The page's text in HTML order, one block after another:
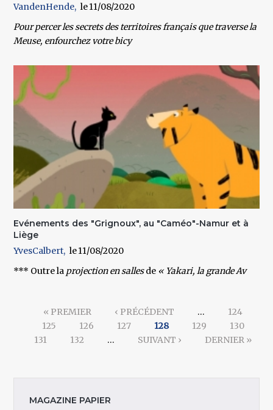
VandenHende
11/08/2020
Pour percer les secrets des territoires français que traverse la
Meuse, enfourchez votre bicy
Evénements des "Grignoux", au "Caméo"-Namur et à
Liège
YvesCalbert
11/08/2020
*** Outre la projection en sallesde « Yakari, la grande Av
« PREMIER ‹ PRÉCÉDENT …
124
125
126 127 128 129
130
131
132 … SUIVANT › DERNIER »
MAGAZINE PAPIER